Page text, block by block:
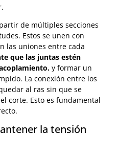
de múltiples secciones
Estos se unen con
las uniones entre cada
que las juntas estén
y formar un
La conexión entre los
al ras sin que se
corte. Esto es fundamental
la tensión